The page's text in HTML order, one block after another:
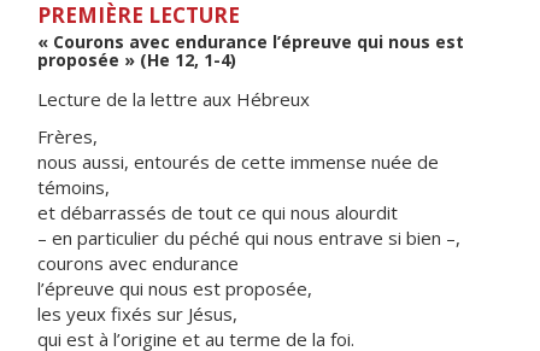
PREMIÈRE LECTURE
« Courons avec endurance l’épreuve qui nous est
proposée » (He 12, 1-4)
Lecture de la lettre aux Hébreux
Frères,
nous aussi, entourés de cette immense nuée de
témoins,
et débarrassés de tout ce qui nous alourdit
– en particulier du péché qui nous entrave si bien –,
courons avec endurance
l’épreuve qui nous est proposée,
les yeux fixés sur Jésus,
qui est à l’origine et au terme de la foi.